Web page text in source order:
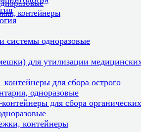
контейнеры
одноразовые
для утилизации
контейнеры для сбора острого
одноразовые
для сбора органических
контейнеры